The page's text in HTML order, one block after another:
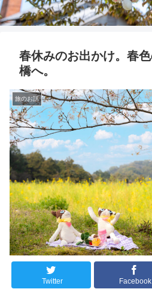
春休みのお出かけ。春
橋へ。
旅のお話
Twitter Facebook